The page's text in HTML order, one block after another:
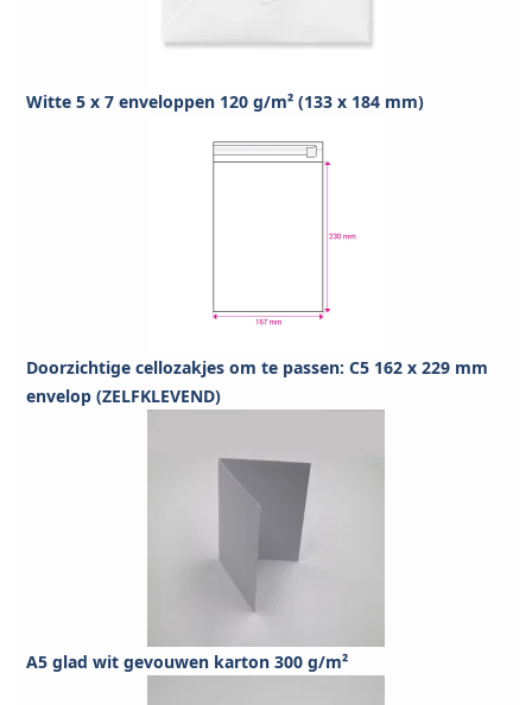
Witte 5 x 7 enveloppen 120 g/m² (133 x 184 mm)
Doorzichtige cellozakjes om te passen: C5 162 x 229 mm
envelop (ZELFKLEVEND)
A5 glad wit gevouwen karton 300 g/m²